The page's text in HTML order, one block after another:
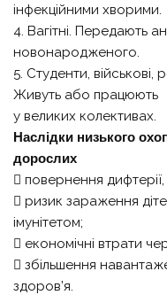
інфекційними хворими.
4. Вагітні. Передають
новонародженого.
5. Студенти, військові,
Живуть або працюють
у великих колективах.
Наслідки низького
дорослих
 повернення
 ризик зараження
імунітетом;
 економічні втрати
 збільшення
здоров’я.